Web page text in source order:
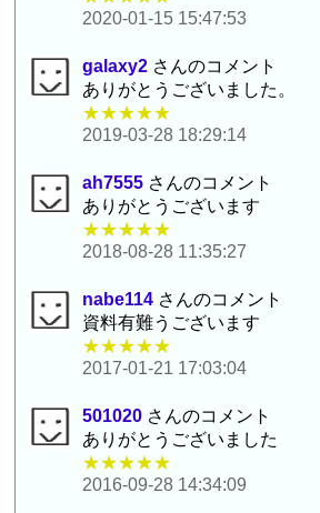
2020-01-15 15:47:53
galaxy2 さんのコメント
ありがとうございました。
★★★★★
2019-03-28 18:29:14
ah7555 さんのコメント
ありがとうございます
★★★★★
2018-08-28 11:35:27
nabe114 さんのコメント
資料有難うございます
★★★★★
2017-01-21 17:03:04
501020 さんのコメント
ありがとうございました
★★★★★
2016-09-28 14:34:09